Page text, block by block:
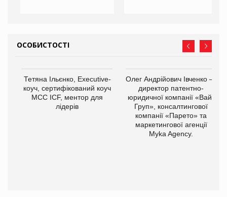
ОСОБИСТОСТІ
Тетяна Ільєнко, Executive-
коуч, сертифікований коуч
МСС ICF, ментор для
лідерів
Олег Андрійович Івченко —
директор патентно-
юридичної компанії «Вайз
Груп», консалтингової
компанії «Парето» та
маркетингової агенції
Myka Agency.